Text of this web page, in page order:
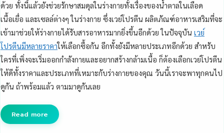
ด้วย ทั้งนี้แล้วยังช่วยรักษาสมดุลในร่างกายทั้งเรื่องของน้ำตาลในเลือด
เนื้อเยื่อ และเซลล์ต่างๆ ในร่างกาย ซึ่งเวย์โปรตีน ผลิตภัณฑ์อาหารเสริมที่จะ
เข้ามาช่วยให้ร่างกายได้รับสารอาหารมากยิ่งขึ้นอีกด้วย ในปัจจุบัน เวย์
โปรตีนมีหลายราคาให้เลือกซื้อกัน อีกทั้งยังมีหลายประเภทอีกด้วย สำหรับ
ใครที่เพิ่งจะเริ่มออกกำลังกายและอยากสร้างกล้ามเนื้อ ก็ต้องเลือกเวย์โปรตีน
ให้ดีทั้งราคาและประเภทที่เหมาะกับร่างกายของคุณ วันนี้เราจะพาทุกคนไป
ดูกัน ถ้าพร้อมแล้ว ตามมาดูกันเลย
Read more